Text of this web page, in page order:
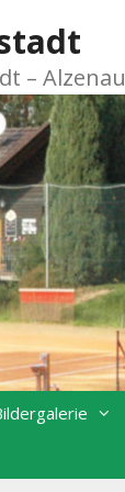
– Alzenau